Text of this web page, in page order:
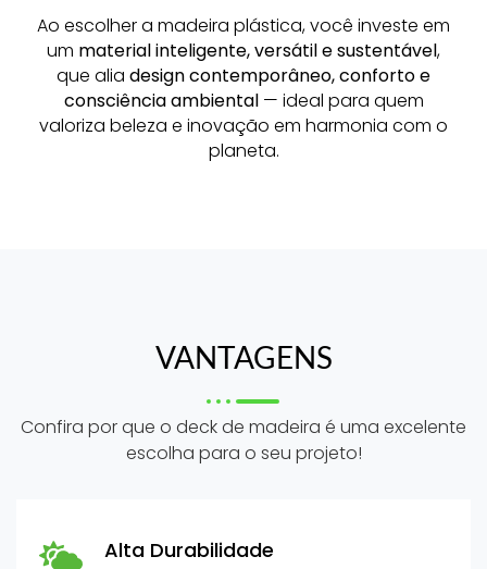
Ao escolher a madeira plástica, você investe em
um material inteligente, versátil e sustentável,
que alia design contemporâneo, conforto e
consciência ambiental— ideal para quem
valoriza beleza e inovação em harmonia com o
planeta.
VANTAGENS
Confira por que o deck de madeira é uma excelente
escolha para o seu projeto!
Alta Durabilidade